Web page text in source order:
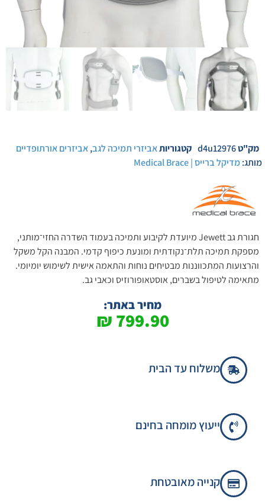
מק"טd4u12976 קטגוריותאביזרי תמיכה לגב,אביזרים אורתופדיים
מותג:מדיקל ברייס | Medical Brace
חגורת גב Jewett מיועדת לקיבוע ותמיכה בעמוד השדרה החזי־מותני,
מספקת תמיכה תלת־נקודתית ומונעת כיפוף קדמי. המבנה הקל משקל
והרצועות המתכווננות מבטיחים נוחות והתאמה אישית לשימוש יומיומי.
מתאימה לטיפול בשברים, אוסטאופורוזיס וכאבי גב.
מחיר באתר:
799.90
₪
משלוח עד הבית
ייעוץ מומחה בחינם
קנייה מאובטחת